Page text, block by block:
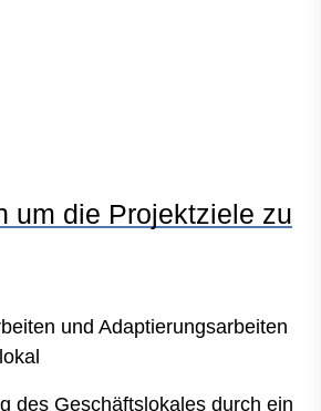
um die Projektziele zu
und Adaptierungsarbeiten
des Geschäftslokales durch ein